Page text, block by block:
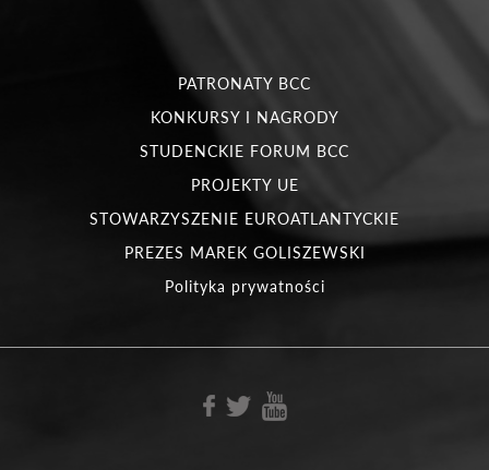
PATRONATY BCC
KONKURSY I NAGRODY
STUDENCKIE FORUM BCC
PROJEKTY UE
STOWARZYSZENIE EUROATLANTYCKIE
PREZES MAREK GOLISZEWSKI
Polityka prywatności